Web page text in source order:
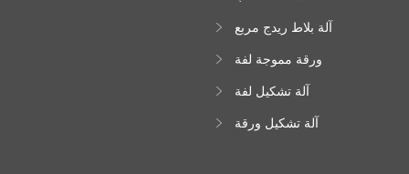
آلة بلاط ريدج مربع
ورقة مموجة لفة
آلة تشكيل لفة
آلة تشكيل ورقة